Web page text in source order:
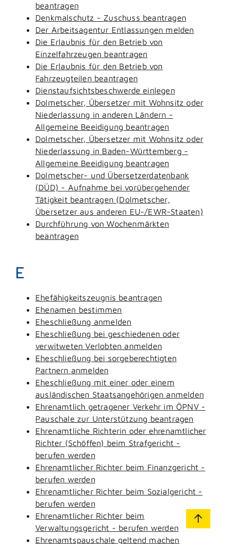
beantragen
Denkmalschutz - Zuschuss beantragen
Der Arbeitsagentur Entlassungen melden
Die Erlaubnis für den Betrieb von
Einzelfahrzeugen beantragen
Die Erlaubnis für den Betrieb von
Fahrzeugteilen beantragen
Dienstaufsichtsbeschwerde einlegen
Dolmetscher, Übersetzer mit Wohnsitz oder
Niederlassung in anderen Ländern -
Allgemeine Beeidigung beantragen
Dolmetscher, Übersetzer mit Wohnsitz oder
Niederlassung in Baden-Württemberg -
Allgemeine Beeidigung beantragen
Dolmetscher- und Übersetzerdatenbank
(DÜD) - Aufnahme bei vorübergehender
Tätigkeit beantragen (Dolmetscher,
Übersetzer aus anderen EU-/EWR-Staaten)
Durchführung von Wochenmärkten
beantragen
E
Ehefähigkeitszeugnis beantragen
Ehenamen bestimmen
Eheschließung anmelden
Eheschließung bei geschiedenen oder
verwitweten Verlobten anmelden
Eheschließung bei sorgeberechtigten
Partnern anmelden
Eheschließung mit einer oder einem
ausländischen Staatsangehörigen anmelden
Ehrenamtlich getragener Verkehr im ÖPNV -
Pauschale zur Unterstützung beantragen
Ehrenamtliche Richterin oder ehrenamtlicher
Richter (Schöffen) beim Strafgericht -
berufen werden
Ehrenamtlicher Richter beim Finanzgericht -
berufen werden
Ehrenamtlicher Richter beim Sozialgericht -
berufen werden
Ehrenamtlicher Richter beim
Verwaltungsgericht - berufen werden
Ehrenamtspauschale geltend machen